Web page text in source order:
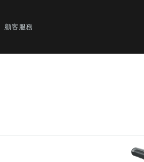
顧客服務